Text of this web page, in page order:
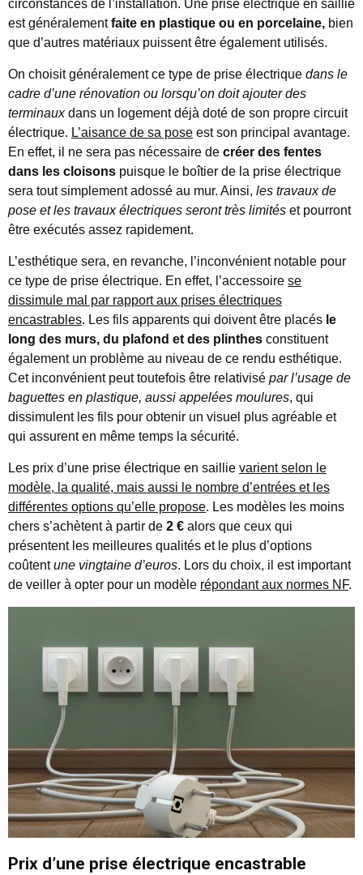
circonstances de l’installation. Une prise électrique en saillie
est généralementfaite en plastique ou en porcelaine, bien
que d’autres matériaux puissent être également utilisés.
On choisit généralement ce type de prise électrique dans le
cadre d’une rénovation ou lorsqu’on doit ajouter des
terminauxdans un logement déjà doté de son propre circuit
électrique. L’aisance de sa pose est son principal avantage.
En effet, il ne sera pas nécessaire de créer des fentes
dans les cloisons puisque le boîtier de la prise électrique
sera tout simplement adossé au mur. Ainsi, les travaux de
pose et les travaux électriques seront très limités et pourront
être exécutés assez rapidement.
L’esthétique sera, en revanche, l’inconvénient notable pour
ce type de prise électrique. En effet, l’accessoire se
dissimule mal par rapport aux prises électriques
encastrables. Les fils apparents qui doivent être placés le
long des murs, du plafond et des plinthes constituent
également un problème au niveau de ce rendu esthétique.
Cet inconvénient peut toutefois être relativisé par l’usage de
baguettes en plastique, aussi appelées moulures, qui
dissimulent les fils pour obtenir un visuel plus agréable et
qui assurent en même temps la sécurité.
Les prix d’une prise électrique en saillie varient selon le
modèle, la qualité, mais aussi le nombre d’entrées et les
différentes options qu’elle propose. Les modèles les moins
chers s’achètent à partir de 2 € alors que ceux qui
présentent les meilleures qualités et le plus d’options
coûtentune vingtaine d’euros. Lors du choix, il est important
de veiller à opter pour un modèle répondant aux normes NF.
Prix d’une prise électrique encastrable